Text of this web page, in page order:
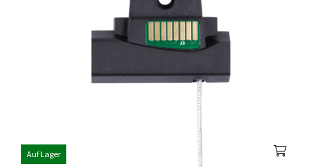
Auf Lager